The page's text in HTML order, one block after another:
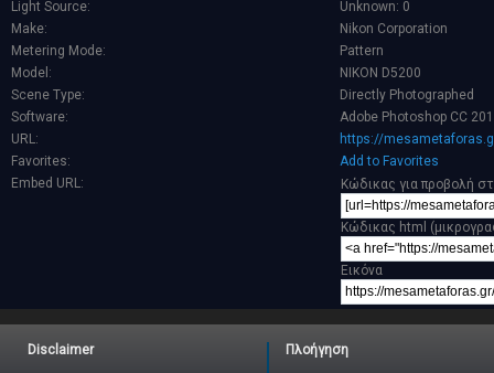
Light Source:
Unknown: 0
Make:
Nikon Corporation
Metering Mode:
Pattern
Model:
NIKON D5200
Scene Type:
Directly Photographed
Software:
Adobe Photoshop CC
URL:
https://
Favorites:
Add to Favorites
Embed URL:
Κώδικας για προβολή
Κώδικας html
Εικόνα
Disclaimer Πλοήγηση